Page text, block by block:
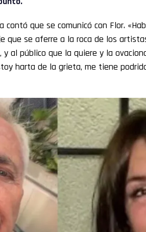
contó que se comunicó con Flor.
que se aferre a la roca de los
al público que la quiere y la
harta de la grieta, me tiene